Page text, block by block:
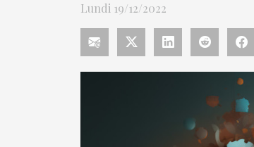
Lundi 19/12/2022